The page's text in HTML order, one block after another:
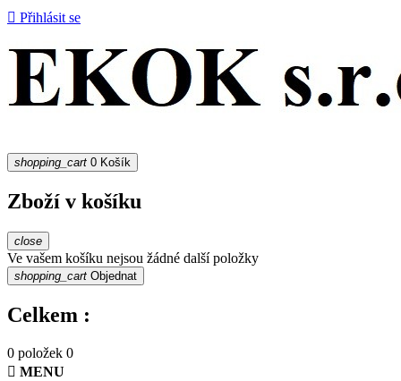
 Přihlásit se
shopping_cart 0 Košík
Zboží v košíku
close
Ve vašem košíku nejsou žádné další položky
shopping_cart Objednat
Celkem :
0 položek 0
 MENU